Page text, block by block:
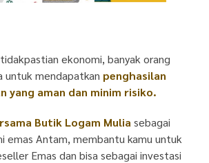
ekonomi, banyak orang
untuk mendapatkan penghasilan
yang aman dan minim risiko.
Butik Logam Mulia sebagai
emas Antam, membantu kamu untuk
Emas dan bisa sebagai investasi